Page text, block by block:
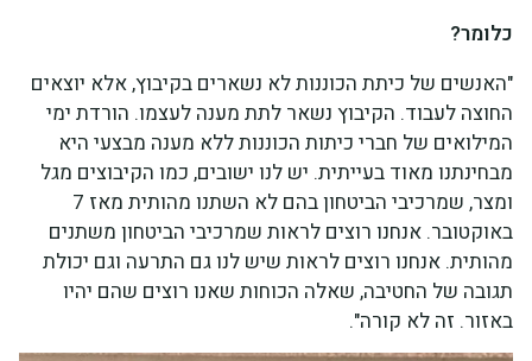
כלומר?
"האנשים של כיתת הכוננות לא נשארים בקיבוץ, אלא יוצאים
החוצה לעבוד. הקיבוץ נשאר לתת מענה לעצמו. הורדת ימי
המילואים של חברי כיתות הכוננות ללא מענה מבצעי היא
מבחינתנו מאוד בעייתית. יש לנו ישובים, כמו הקיבוצים מגל
ומצר, שמרכיבי הביטחון בהם לא השתנו מהותית מאז 7
באוקטובר. אנחנו רוצים לראות שמרכיבי הביטחון משתנים
מהותית. אנחנו רוצים לראות שיש לנו גם התרעה וגם יכולת
תגובה של החטיבה, שאלה הכוחות שאנו רוצים שהם יהיו
באזור. זה לא קורה".